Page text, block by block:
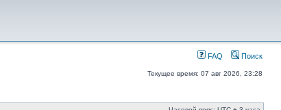
FAQ Поиск
Текущее время: 07 авг 2026, 23:28